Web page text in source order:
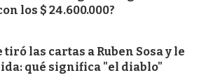
los $ 24.600.000?
las cartas a Ruben Sosa y le
qué significa "el diablo"